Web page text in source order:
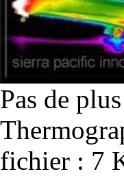
Pas de
fichier : 7